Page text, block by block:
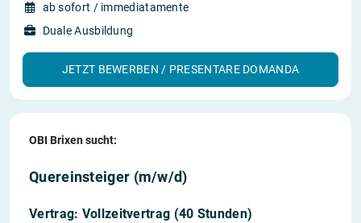
ab sofort / immediatamente
Duale Ausbildung
JETZT BEWERBEN / PRESENTARE DOMANDA
OBI Brixen sucht:
Quereinsteiger (m/w/d)
Vertrag: Vollzeitvertrag (40 Stunden)